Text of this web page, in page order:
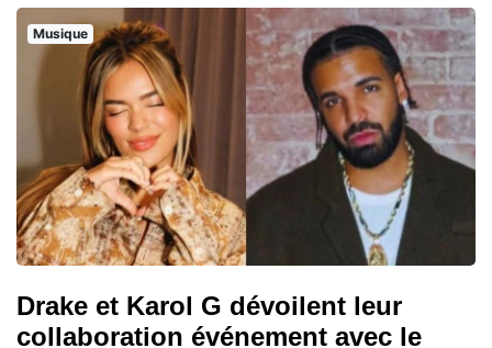
Musique
Drake et Karol G dévoilent leur
collaboration événement avec le